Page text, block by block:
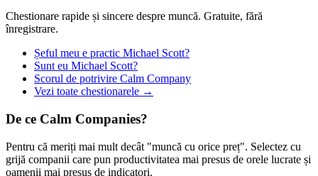
Chestionare rapide și sincere despre muncă. Gratuite, fără
înregistrare.
Șeful meu e practic Michael Scott?
Sunt eu Michael Scott?
Scorul de potrivire Calm Company
Vezi toate chestionarele →
De ce Calm Companies?
Pentru că meriți mai mult decât "muncă cu orice preț". Selectez cu
grijă companii care pun productivitatea mai presus de orele lucrate și
oamenii mai presus de indicatori.